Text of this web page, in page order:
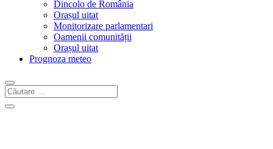
Dincolo de România
Orașul uitat
Monitorizare parlamentari
Oamenii comunității
Orașul uitat
Prognoza meteo